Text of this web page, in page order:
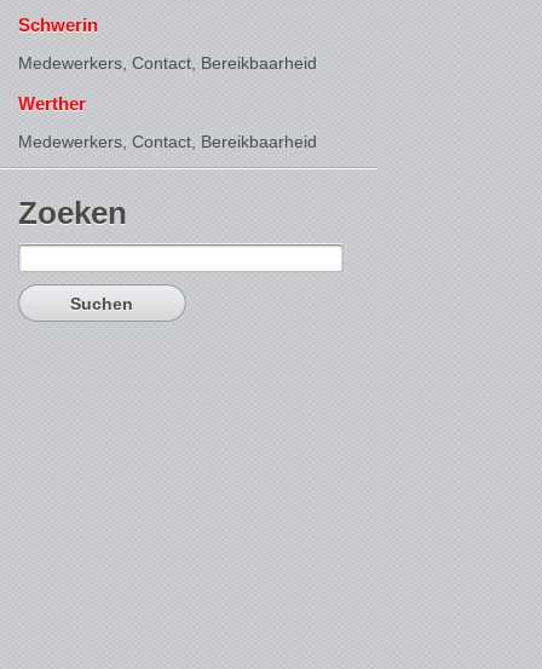
Schwerin
Medewerkers, Contact, Bereikbaarheid
Werther
Medewerkers, Contact, Bereikbaarheid
Zoeken
Suchen
nach: